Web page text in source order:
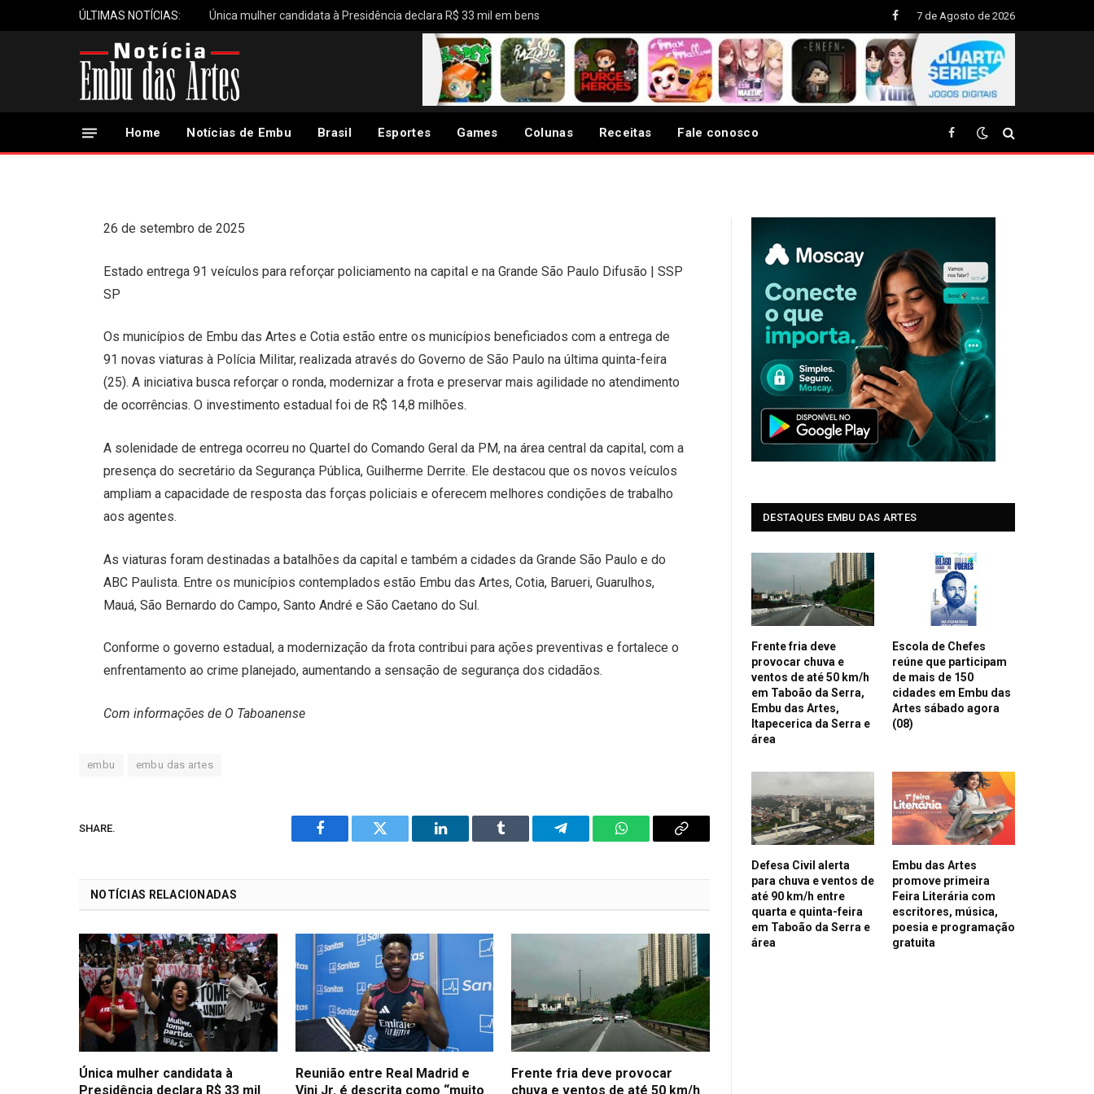
ÚLTIMAS NOTÍCIAS: Única mulher candidata à Presidência declara R$ 33 mil em bens
Facebook
7 de Agosto de 2026
Home Notícias de Embu Brasil Esportes Games Colunas Receitas Fale conosco Facebook
Embu das Artes e Cotia recebem novas viaturas
da Polícia Militar em investimento do Governo
de SP
27 de Setembro, 2025
26 de setembro de 2025
Estado entrega 91 veículos para reforçar policiamento na capital e na Grande São Paulo Difusão | SSP
SP
Os municípios de Embu das Artes e Cotia estão entre os municípios beneficiados com a entrega de
91 novas viaturas à Polícia Militar, realizada através do Governo de São Paulo na última quinta-feira
(25). A iniciativa busca reforçar o ronda, modernizar a frota e preservar mais agilidade no atendimento
de ocorrências. O investimento estadual foi de R$ 14,8 milhões.
A solenidade de entrega ocorreu no Quartel do Comando Geral da PM, na área central da capital, com a
presença do secretário da Segurança Pública, Guilherme Derrite. Ele destacou que os novos veículos
ampliam a capacidade de resposta das forças policiais e oferecem melhores condições de trabalho
aos agentes.
As viaturas foram destinadas a batalhões da capital e também a cidades da Grande São Paulo e do
ABC Paulista. Entre os municípios contemplados estão Embu das Artes, Cotia, Barueri, Guarulhos,
Mauá, São Bernardo do Campo, Santo André e São Caetano do Sul.
Conforme o governo estadual, a modernização da frota contribui para ações preventivas e fortalece o
enfrentamento ao crime planejado, aumentando a sensação de segurança dos cidadãos.
Com informações de O Taboanense
embu embu das artes
SHARE.
Facebook Twitter LinkedIn Tumblr Telegram WhatsAppCopy
NOTÍCIAS RELACIONADAS
Única mulher candidata à
Presidência declara R$ 33 mil
Reunião entre Real Madrid e
Vini Jr. é descrita como “muito
Frente fria deve provocar
chuva e ventos de até 50 km/h
DESTAQUES EMBU DAS ARTES
Frente fria deve
provocar chuva e
ventos de até 50 km/h
em Taboão da Serra,
Embu das Artes,
Itapecerica da Serra e
área
Escola de Chefes
reúne que participam
de mais de 150
cidades em Embu das
Artes sábado agora
(08)
Defesa Civil alerta
para chuva e ventos de
até 90 km/h entre
quarta e quinta-feira
em Taboão da Serra e
área
Embu das Artes
promove primeira
Feira Literária com
escritores, música,
poesia e programação
gratuita